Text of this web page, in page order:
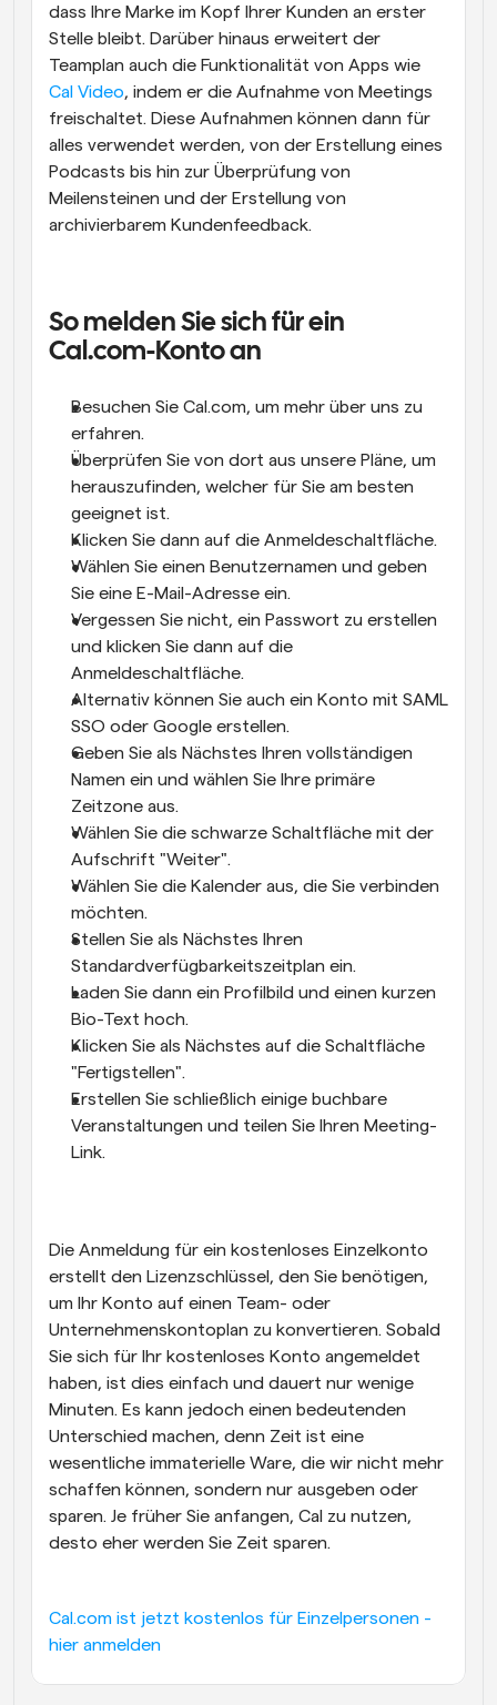
dass Ihre Marke im Kopf Ihrer Kunden an erster
Stelle bleibt. Darüber hinaus erweitert der
Cal Video, indem er die Aufnahme von Meetings
freischaltet. Diese Aufnahmen können dann für
alles verwendet werden, von der Erstellung eines
Podcasts bis hin zur Überprüfung von
Meilensteinen und der Erstellung von
archivierbarem Kundenfeedback.
So melden Sie sich für ein
Cal.com-Konto an
Besuchen Sie Cal.com, um mehr über uns zu
erfahren.
Überprüfen Sie von dort aus unsere Pläne, um
herauszufinden, welcher für Sie am besten
geeignet ist.
Klicken Sie dann auf die Anmeldeschaltfläche.
Wählen Sie einen Benutzernamen und geben
Sie eine E-Mail-Adresse ein.
Vergessen Sie nicht, ein Passwort zu erstellen
und klicken Sie dann auf die
Anmeldeschaltfläche.
Alternativ können Sie auch ein Konto mit SAML
SSO oder Google erstellen.
Geben Sie als Nächstes Ihren vollständigen
Namen ein und wählen Sie Ihre primäre
Zeitzone aus.
Wählen Sie die schwarze Schaltfläche mit der
Aufschrift "Weiter".
Wählen Sie die Kalender aus, die Sie verbinden
möchten.
Stellen Sie als Nächstes Ihren
Standardverfügbarkeitszeitplan ein.
Laden Sie dann ein Profilbild und einen kurzen
Bio-Text hoch.
Klicken Sie als Nächstes auf die Schaltfläche
"Fertigstellen".
Erstellen Sie schließlich einige buchbare
Veranstaltungen und teilen Sie Ihren Meeting-
Link.
Die Anmeldung für ein kostenloses Einzelkonto
erstellt den Lizenzschlüssel, den Sie benötigen,
um Ihr Konto auf einen Team- oder
Unternehmenskontoplan zu konvertieren. Sobald
Sie sich für Ihr kostenloses Konto angemeldet
haben, ist dies einfach und dauert nur wenige
Minuten. Es kann jedoch einen bedeutenden
Unterschied machen, denn Zeit ist eine
wesentliche immaterielle Ware, die wir nicht mehr
schaffen können, sondern nur ausgeben oder
sparen. Je früher Sie anfangen, Cal zu nutzen,
desto eher werden Sie Zeit sparen.
Cal.com ist jetzt kostenlos für Einzelpersonen -
hier anmelden